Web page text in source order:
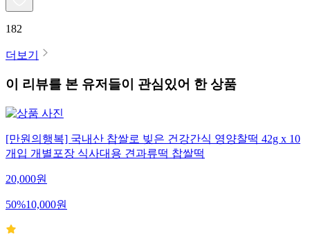
182
더보기
이 리뷰를 본 유저들이 관심있어 한 상품
[만원의행복] 국내산 찹쌀로 빚은 건강간식 영양찰떡 42g x 10
개입 개별포장 식사대용 견과류떡 찹쌀떡
20,000원
50%10,000원